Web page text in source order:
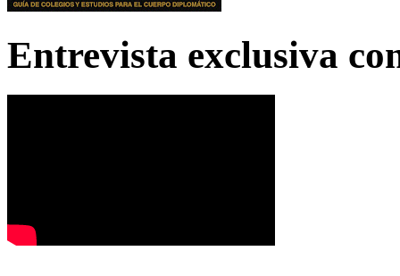
Entrevista exclusiva